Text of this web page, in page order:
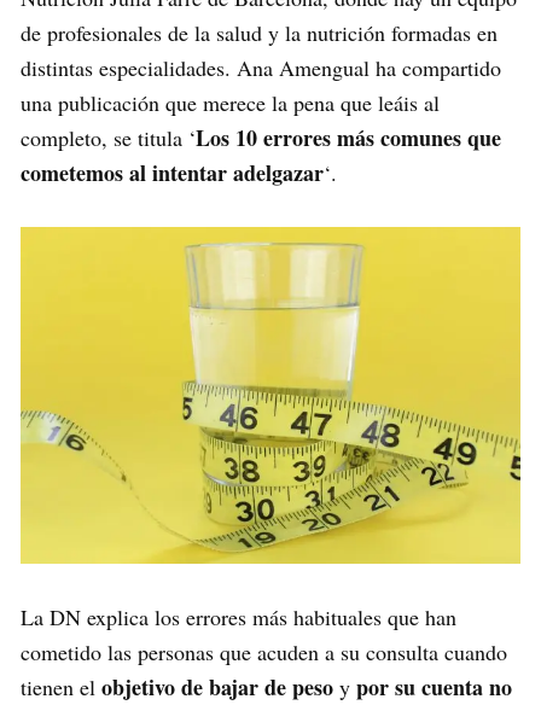
de profesionales de la salud y la nutrición formadas en
distintas especialidades. Ana Amengual ha compartido
una publicación que merece la pena que leáis al
completo, se titula ‘Los 10 errores más comunes que
cometemos al intentar adelgazar‘.
La DN explica los errores más habituales que han
cometido las personas que acuden a su consulta cuando
tienen el objetivo de bajar de peso y por su cuenta no